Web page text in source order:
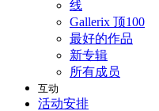
线
Gallerix 顶100
最好的作品
新专辑
所有成员
互动
活动安排